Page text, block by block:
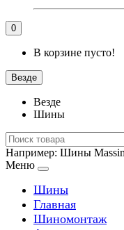
0
В корзине пусто!
Везде
Везде
Шины
Например: Шины
Меню
Шины
Главная
Шиномонтаж